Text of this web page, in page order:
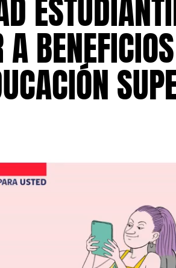
BENEFICIOS